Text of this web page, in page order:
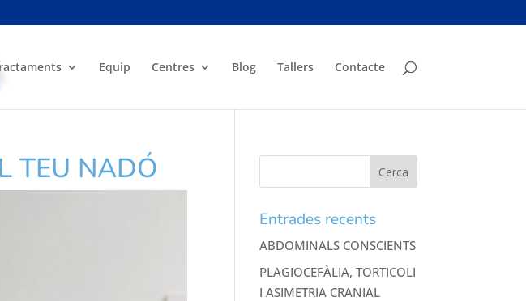
Equip Centres Blog Tallers Contacte
TEU NADÓ
Entrades recents
ABDOMINALS CONSCIENTS
PLAGIOCEFÀLIA, TORTICOLI
I ASIMETRIA CRANIAL